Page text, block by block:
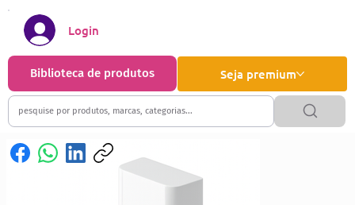
Seja premium
Biblioteca de produtos
Login